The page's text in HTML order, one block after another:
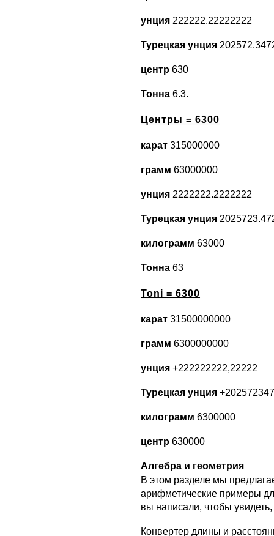
унция 222222.22222222
Турецкая унция
центр 630
Тонна 6.3.
Центры = 6300
карат 315000000
грамм 63000000
унция 2222222.2222222
Турецкая унция
килограмм 63000
Тонна 63
Toni = 6300
карат 31500000000
грамм 6300000000
унция +222222222,22222
Турецкая унция
килограмм 6300000
центр 630000
Алгебра и геометрия
В этом разделе мы
арифметические примеры
вы написали, чтобы
Конвертер длины и